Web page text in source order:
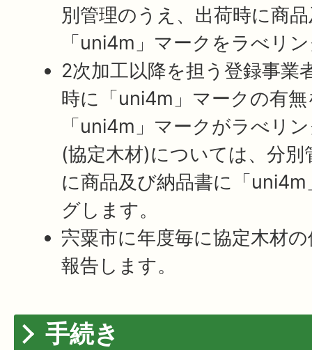
別管理のうえ、出荷時に商
「uni4m」マークをラべリ
2次加工以降を担う登録事業
時に「uni4m」マークの有
「uni4m」マークがラべリ
(協定木材)については、分
に商品及び納品書に「
グします。
宍粟市に年度毎に協定木材
報告します。
手続き